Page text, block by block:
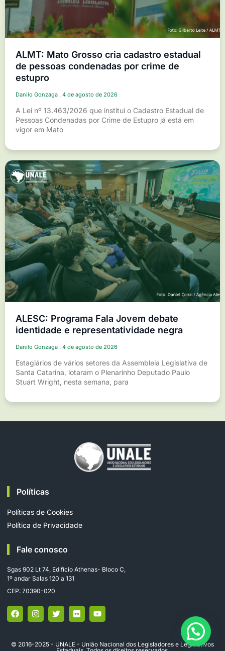
ALMT: Mato Grosso cria cadastro estadual
de pessoas condenadas por crime de
estupro
Danilo Gonzaga 4 de agosto de 2026
A Lei nº 13.463/2026 que institui o Cadastro Estadual de
Pessoas Condenadas por Crime de Estupro já está em
vigor em Mato
ALESC: Programa Fala Jovem debate
identidade e representatividade negra
Danilo Gonzaga 4 de agosto de 2026
Estagiários de vários setores da Assembleia Legislativa de
Santa Catarina, lotaram o Plenarinho Deputado Paulo
Stuart Wright, nesta semana, para
Políticas
Políticas de Cookies
Política de Privacidade
Fale conosco
Sgas 902 Lt 74, Edifício Athenas- Bloco C,
1º andar Salas 120 a 131
CEP: 70390-020
© 2016-2025 - UNALE - União Nacional dos Legisladores e Legislativos